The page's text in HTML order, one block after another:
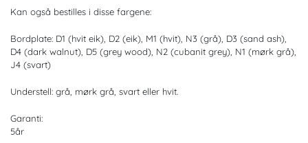
Kan også bestilles i disse fargene:
Bordplate: D1 (hvit eik), D2 (eik), M1 (hvit), N3 (grå), D3 (sand ash),
D4 (dark walnut), D5 (grey wood), N2 (cubanit grey), N1 (mørk grå),
J4 (svart)
Understell: grå, mørk grå, svart eller hvit.
Garanti:
5år